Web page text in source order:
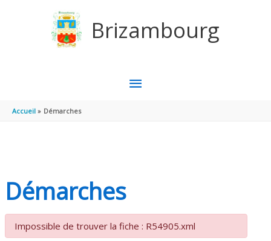
Brizambourg
MENU
Accueil Démarches
Démarches
Impossible de trouver la fiche : R54905.xml